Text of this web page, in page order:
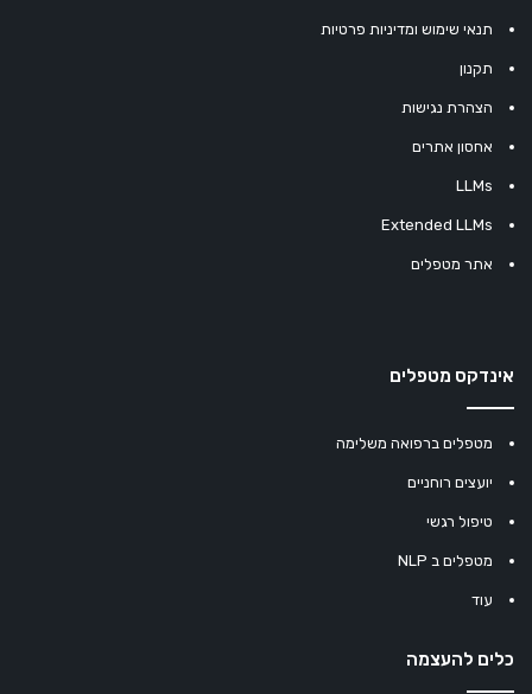
תנאי שימוש ומדיניות פרטיות
תקנון
הצהרת נגישות
אחסון אתרים
LLMs
Extended LLMs
אתר מטפלים
אינדקס מטפלים
מטפלים ברפואה משלימה
יועצים רוחניים
טיפול רגשי
מטפלים ב NLP
עוד
כלים להעצמה